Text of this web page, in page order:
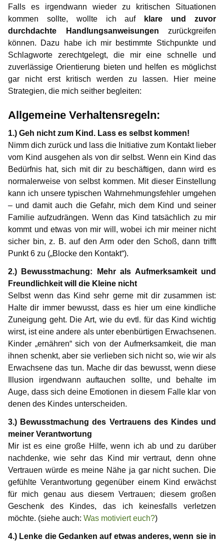
Falls es irgendwann wieder zu kritischen Situationen
kommen sollte, wollte ich auf
klare und zuvor
durchdachte Handlungsanweisungen zurückgreifen
können. Dazu habe ich mir bestimmte Stichpunkte und
Schlagworte zerechtgelegt, die mir eine schnelle und
zuverlässige Orientierung bieten und helfen es möglichst
gar nicht erst kritisch werden zu lassen. Hier meine
Strategien, die mich seither begleiten:
Allgemeine Verhaltensregeln:
1.) Geh nicht zum Kind. Lass es selbst kommen!
Nimm dich zurück und lass die Initiative zum Kontakt lieber
vom Kind ausgehen als von dir selbst. Wenn ein Kind das
Bedürfnis hat, sich mit dir zu beschäftigen, dann wird es
normalerweise von selbst kommen. Mit dieser Einstellung
kann ich unsere typischen Wahrnehmungsfehler umgehen
‒ und damit auch die Gefahr, mich dem Kind und seiner
Familie aufzudrängen. Wenn das Kind tatsächlich zu mir
kommt und etwas von mir will, wobei ich mir meiner nicht
sicher bin, z. B. auf den Arm oder den Schoß, dann trifft
Punkt 6 zu („Blocke den Kontakt“).
2.) Bewusstmachung: Mehr als Aufmerksamkeit und
Freundlichkeit will die Kleine nicht
Selbst wenn das Kind sehr gerne mit dir zusammen ist:
Halte dir immer bewusst, dass es hier um eine kindliche
Zuneigung geht. Die Art, wie du evtl. für das Kind wichtig
wirst, ist eine andere als unter ebenbürtigen Erwachsenen.
Kinder „ernähren“ sich von der Aufmerksamkeit, die man
ihnen schenkt, aber sie verlieben sich nicht so, wie wir als
Erwachsene das tun. Mache dir das bewusst, wenn diese
Illusion irgendwann auftauchen sollte, und behalte im
Auge, dass sich deine Emotionen in diesem Falle klar von
denen des Kindes unterscheiden.
3.) Bewusstmachung des Vertrauens des Kindes und
meiner Verantwortung
Mir ist es eine große Hilfe, wenn ich ab und zu darüber
nachdenke, wie sehr das Kind mir vertraut, denn ohne
Vertrauen würde es meine Nähe ja gar nicht suchen. Die
gefühlte Verantwortung gegenüber einem Kind erwächst
für mich genau aus diesem Vertrauen; diesem großen
Geschenk des Kindes, das ich keinesfalls verletzen
möchte. (siehe auch: Was motiviert euch?)
4.) Lenke die Gedanken auf etwas anderes, wenn sie in